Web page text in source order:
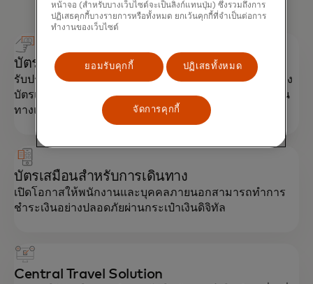
บัตรค่าใช้จ่าย & ท่องเที่ยว
รับประโยชน์จากความปลอดภัยและความสะดวกสบายของ
บัตรเครดิตสำหรับองค์กรในการชำระค่าใช้จ่ายในการเดิน
ทางและความบันเทิง
บัตรเสมือนสำหรับการเดินทาง
เปิดโอกาสให้พนักงานและบุคคลภายนอกสามารถทำการ
ชำระเงินอย่างปลอดภัยผ่านกระเป๋าเงินดิจิทัล
Central Travel Solution
หน้าจอ (สำหรับบางเว็บไซต์จะเป็นลิงก์แทนปุ่ม) ซึ่งรวมถึงการ
ปฏิเสธคุกกี้บางรายการหรือทั้งหมด ยกเว้นคุกกี้ที่จำเป็นต่อการ
ทำงานของเว็บไซต์
ยอมรับคุกกี้ ปฏิเสธทั้งหมด
จัดการคุกกี้